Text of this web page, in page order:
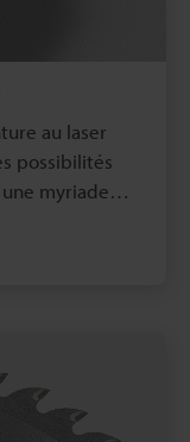
au laser
possibilités
myriade
laser
utile pour
l'aérospatiale,
Ces